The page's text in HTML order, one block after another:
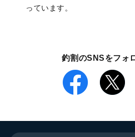
っています。
釣割のSNSをフォ